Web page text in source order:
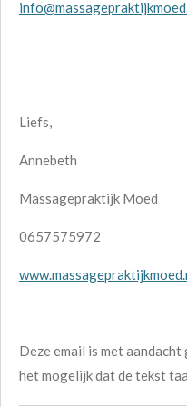
Liefs,
Annebeth
Massagepraktijk Moed
0657575972
Deze email is met
het mogelijk dat de tekst